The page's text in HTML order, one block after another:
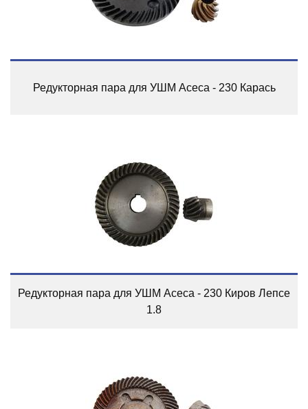
Редукторная пара для УШМ Асеса - 230 Карась
Редукторная пара для УШМ Асеса - 230 Киров Лепсе
1.8